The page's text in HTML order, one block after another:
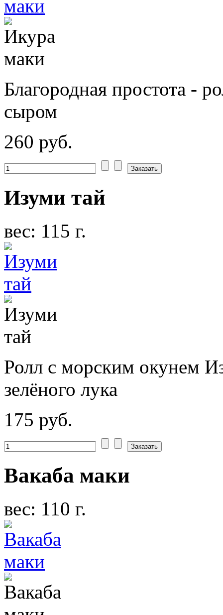
Благородная простота -
сыром
260 руб.
Изуми тай
вес: 115 г.
Ролл с морским окунем
зелёного лука
175 руб.
Вакаба маки
вес: 110 г.